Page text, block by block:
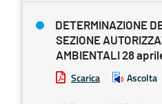
DETERMINAZIONE
SEZIONE
AMBIENTALI 28
Scarica Ascolta